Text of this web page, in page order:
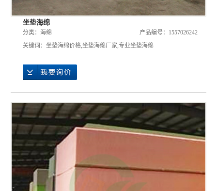
坐垫海绵
分类：海绵
产品编号：1557026242
关键词：坐垫海绵价格,坐垫海绵厂家,专业坐垫海绵